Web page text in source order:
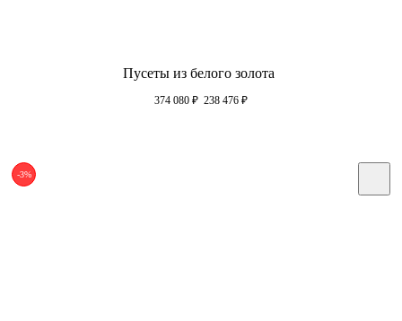
Пусеты из белого золота
374 080 ₽ 238 476 ₽
-3%